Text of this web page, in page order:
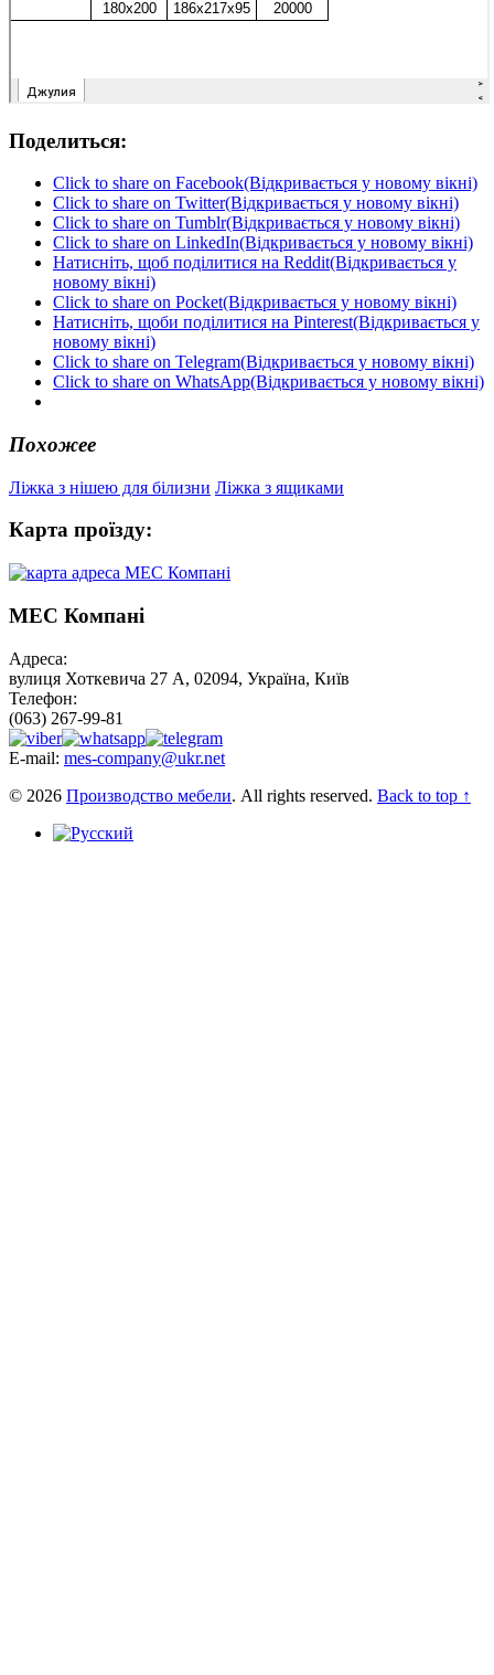
Поделиться:
Click to share on Facebook(Відкривається у новому вікні)
Click to share on Twitter(Відкривається у новому вікні)
Click to share on Tumblr(Відкривається у новому вікні)
Click to share on LinkedIn(Відкривається у новому вікні)
Натисніть, щоб поділитися на Reddit(Відкривається у
новому вікні)
Click to share on Pocket(Відкривається у новому вікні)
Натисніть, щоби поділитися на Pinterest(Відкривається у
новому вікні)
Click to share on Telegram(Відкривається у новому вікні)
Click to share on WhatsApp(Відкривається у новому вікні)
Похожее
Ліжка з нішею для білизни Ліжка з ящиками
Карта проїзду:
МЕС Компані
Адреса:
вулиця Хоткевича 27 А, 02094, Україна, Київ
Телефон:
(063) 267-99-81
E-mail: mes-company@ukr.net
© 2026 Производство мебели. All rights reserved. Back to top ↑